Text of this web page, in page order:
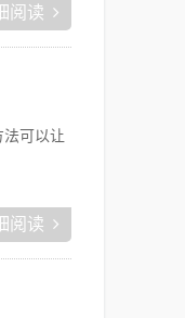
阅读
可以让
阅读